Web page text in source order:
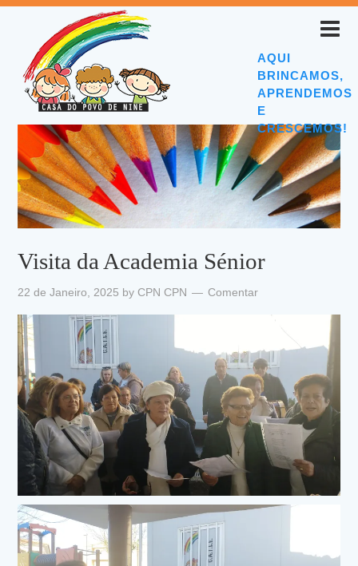
AQUI
BRINCAMOS,
APRENDEMOS
E
CRESCEMOS!
Visita da Academia Sénior
22 de Janeiro, 2025 byCPN CPN Comentar